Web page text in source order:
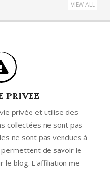
VIEW ALL
PRIVEE
privée et utilise des
collectées ne sont pas
ne sont pas vendues à
de savoir le
le blog. L'affiliation me